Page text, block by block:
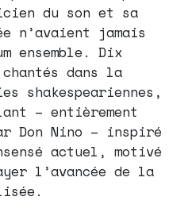
du son et sa
n’avaient jamais
ensemble. Dix
dans la
shakespeariennes,
– entièrement
Don Nino – inspiré
actuel, motivé
l’avancée de la